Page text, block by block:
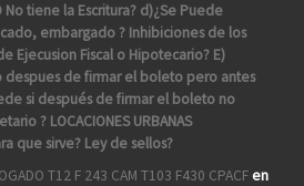
No tiene la Escritura? d)¿Se Puede
embargado ? Inhibiciones de los
Ejecusion Fiscal o Hipotecario? E)
de firmar el boleto pero antes
si después de firmar el boleto no
? LOCACIONES URBANAS
que sirve? Ley de sellos?
T12 F 243 CAM T103 F430 CPACFen